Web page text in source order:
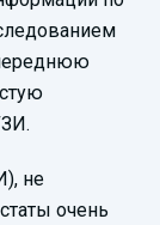
не
очень